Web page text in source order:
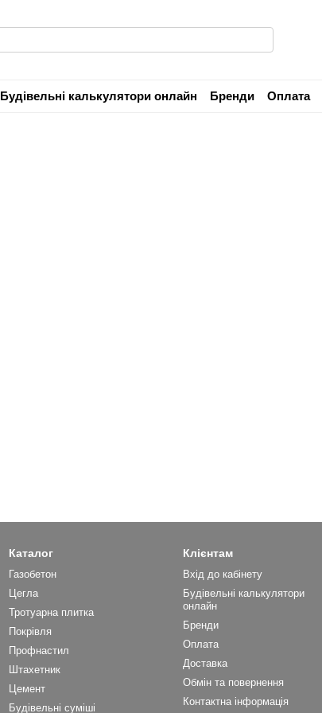
Будівельні калькулятори онлайн Бренди Оплата
Каталог
Газобетон
Цегла
Тротуарна плитка
Покрівля
Профнастил
Штахетник
Цемент
Будівельні суміші
Клієнтам
Вхід до кабінету
Будівельні калькулятори
онлайн
Бренди
Оплата
Доставка
Обмін та повернення
Контактна інформація